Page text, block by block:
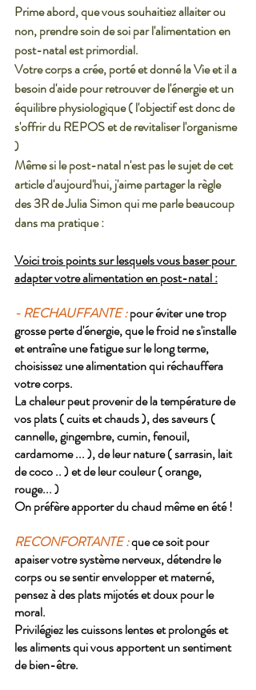
Prime abord, que vous souhaitiez allaiter ou
non, prendre soin de soi par l'alimentation en
post-natal est primordial.
Votre corps a crée, porté et donné la Vie et il a
besoin d'aide pour retrouver de l'énergie et un
équilibre physiologique ( l'objectif est donc de
s'offrir du REPOS et de revitaliser l'organisme
)
Même si le post-natal n'est pas le sujet de cet
article d'aujourd'hui, j'aime partager la règle
des 3R de Julia Simon qui me parle beaucoup
dans ma pratique :
Voici trois points sur lesquels vous baser pour
adapter votre alimentation en post-natal :
- RECHAUFFANTE : pour éviter une trop
grosse perte d'énergie, que le froid ne s'installe
et entraîne une fatigue sur le long terme,
choisissez une alimentation qui réchauffera
votre corps.
La chaleur peut provenir de la température de
vos plats ( cuits et chauds ), des saveurs (
cannelle, gingembre, cumin, fenouil,
cardamome ... ), de leur nature ( sarrasin, lait
de coco .. ) et de leur couleur ( orange,
rouge... )
On préfère apporter du chaud même en été !
RECONFORTANTE : que ce soit pour
apaiser votre système nerveux, détendre le
corps ou se sentir envelopper et materné,
pensez à des plats mijotés et doux pour le
moral.
Privilégiez les cuissons lentes et prolongés et
les aliments qui vous apportent un sentiment
de bien-être.